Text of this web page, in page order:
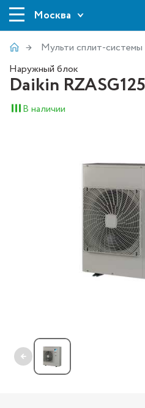
Москва
Мульти сплит-системы
Наружный блок
Daikin
В наличии
←